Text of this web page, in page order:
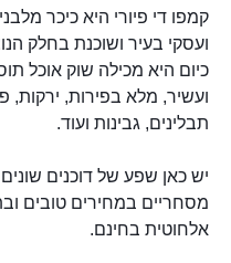
קמפו די פיורי היא כיכר
ועסקי בעיר ושוכנת בחלק
כיום היא מכילה שוק אוכל
ועשיר, מלא בפירות, ירקות,
תבלינים, גבינות ועוד.
יש כאן שפע של דוכנים
מסחריים במחירים טובים
אלחוטית בחינם.